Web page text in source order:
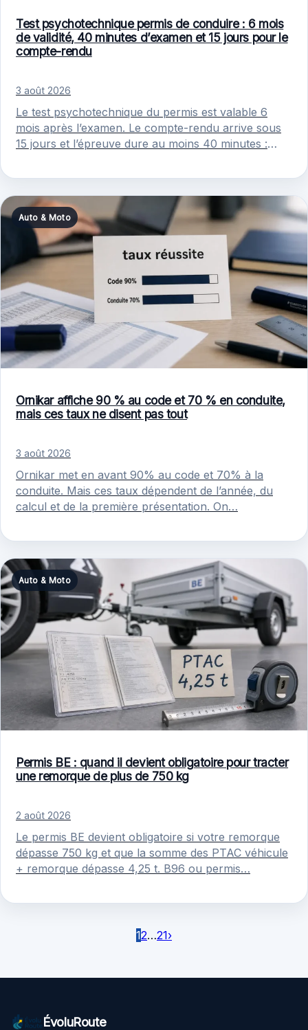
Test psychotechnique permis de conduire : 6 mois
de validité, 40 minutes d’examen et 15 jours pour le
compte-rendu
3 août 2026
Le test psychotechnique du permis est valable 6
mois après l’examen. Le compte-rendu arrive sous
15 jours et l’épreuve dure au moins 40 minutes :
Auto & Moto
Ornikar affiche 90 % au code et 70 % en conduite,
mais ces taux ne disent pas tout
3 août 2026
Ornikar met en avant 90% au code et 70% à la
conduite. Mais ces taux dépendent de l’année, du
calcul et de la première présentation. On…
Auto & Moto
Permis BE : quand il devient obligatoire pour tracter
une remorque de plus de 750 kg
2 août 2026
Le permis BE devient obligatoire si votre remorque
dépasse 750 kg et que la somme des PTAC véhicule
+ remorque dépasse 4,25 t. B96 ou permis…
12…21›
ÉvoluRoute